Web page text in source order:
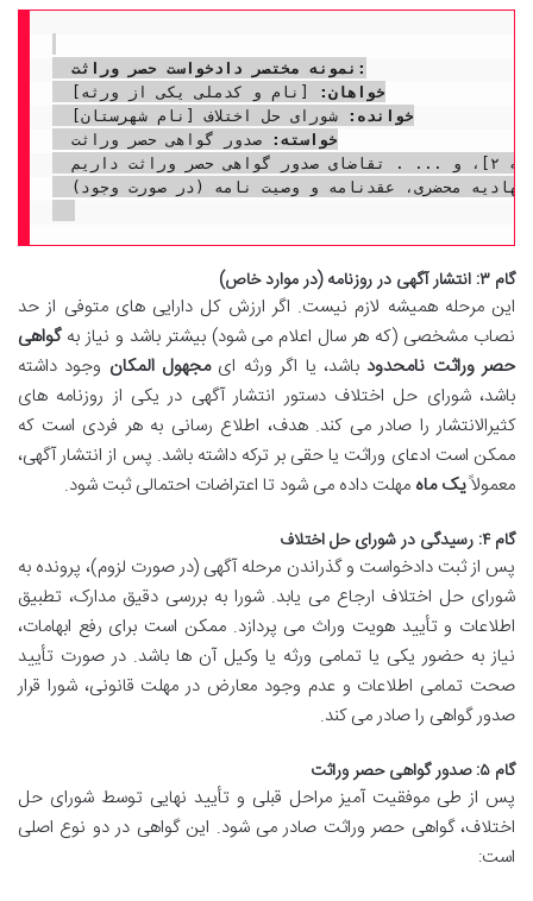
نمونه مختصر دادخواست حصر وراثت:
خواهان:
[نام و کدملی یکی از ورثه]
خوانده:
شورای حل اختلاف [نام شهرستان]
خواسته:
صدور گواهی حصر وراثت
مرحوم [نام متوفی] در تاریخ [تاریخ فوت] دار فانی را وداع گفتند. ورثه ایشان عبارتند از: [نام و نسبت ورثه ۱]، [نام و نسبت ورثه ۲]، و ... . تقاضای صدور گواهی حصر وراثت داریم.
محضری، عقدنامه و وصیت نامه (در صورت وجود).
گام ۳: انتشار آگهی در روزنامه (در موارد خاص)
این مرحله همیشه لازم نیست. اگر ارزش کل دارایی های متوفی از حد
نصاب مشخصی (که هر سال اعلام می شود) بیشتر باشد و نیاز بهگواهی
حصر وراثت نامحدود باشد، یا اگر ورثه ایمجهول المکان وجود داشته
باشد، شورای حل اختلاف دستور انتشار آگهی در یکی از روزنامه های
کثیرالانتشار را صادر می کند. هدف، اطلاع رسانی به هر فردی است که
ممکن است ادعای وراثت یا حقی بر ترکه داشته باشد. پس از انتشار آگهی،
معمولاًیک ماه مهلت داده می شود تا اعتراضات احتمالی ثبت شود.
گام ۴: رسیدگی در شورای حل اختلاف
پس از ثبت دادخواست و گذراندن مرحله آگهی (در صورت لزوم)، پرونده به
شورای حل اختلاف ارجاع می یابد. شورا به بررسی دقیق مدارک، تطبیق
اطلاعات و تأیید هویت وراث می پردازد. ممکن است برای رفع ابهامات،
نیاز به حضور یکی یا تمامی ورثه یا وکیل آن ها باشد. در صورت تأیید
صحت تمامی اطلاعات و عدم وجود معارض در مهلت قانونی، شورا قرار
صدور گواهی را صادر می کند.
گام ۵: صدور گواهی حصر وراثت
پس از طی موفقیت آمیز مراحل قبلی و تأیید نهایی توسط شورای حل
اختلاف، گواهی حصر وراثت صادر می شود. این گواهی در دو نوع اصلی
است: